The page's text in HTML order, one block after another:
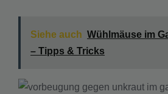
Siehe auch Wühlmäuse im
– Tipps & Tricks